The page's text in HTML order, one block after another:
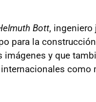
Bott, ingeniero
para la
imágenes y que
como